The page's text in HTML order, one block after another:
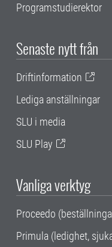
Programstudierektor
Senaste nytt från
Driftinformation
Lediga anställningar
SLU i media
SLU Play
Vanliga verktyg
Proceedo
Primula (ledighet,